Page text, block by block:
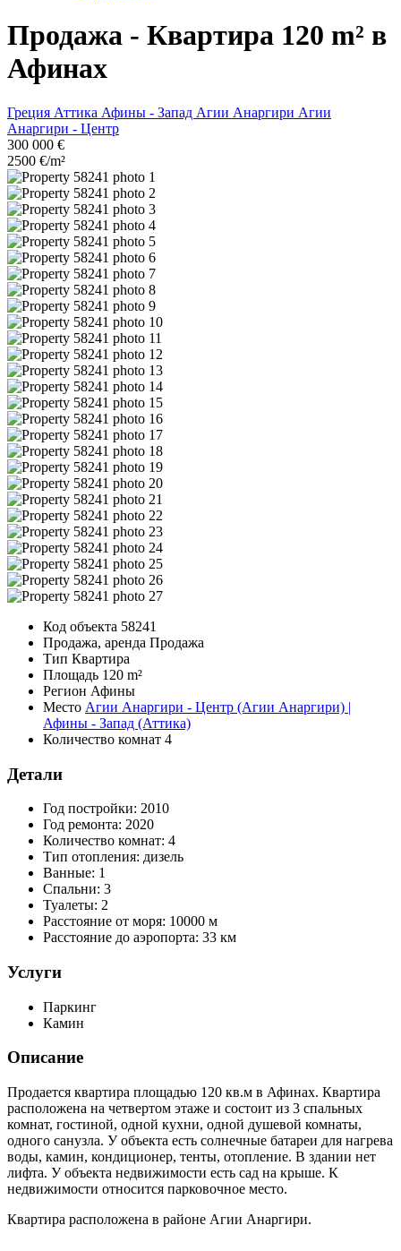
Продажа - Квартира 120 m² в
Афинах
Греция Аттика Афины - Запад Агии Анаргири Агии
Анаргири - Центр
300 000 €
2500 €/m²
Код объекта 58241
Продажа, аренда Продажа
Тип Квартира
Площадь 120 m²
Регион Афины
Место Агии Анаргири - Центр (Агии Анаргири) |
Афины - Запад (Аттика)
Количество комнат 4
Детали
Год постройки: 2010
Год ремонта: 2020
Количество комнат: 4
Тип отопления: дизель
Ванные: 1
Спальни: 3
Туалеты: 2
Расстояние от моря: 10000 м
Расстояние до аэропорта: 33 км
Услуги
Паркинг
Камин
Описание
Продается квартира площадью 120 кв.м в Афинах. Квартира
расположена на четвертом этаже и состоит из 3 спальных
комнат, гостиной, одной кухни, одной душевой комнаты,
одного санузла. У объекта есть солнечные батареи для нагрева
воды, камин, кондиционер, тенты, отопление. В здании нет
лифта. У объекта недвижимости есть сад на крыше. К
недвижимости относится парковочное место.
Квартира расположена в районе Агии Анаргири.